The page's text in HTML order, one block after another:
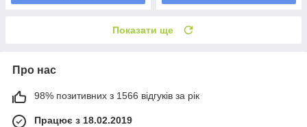
Показати ще
Про нас
98% позитивних з 1566 відгуків за рік
Працює з 18.02.2019